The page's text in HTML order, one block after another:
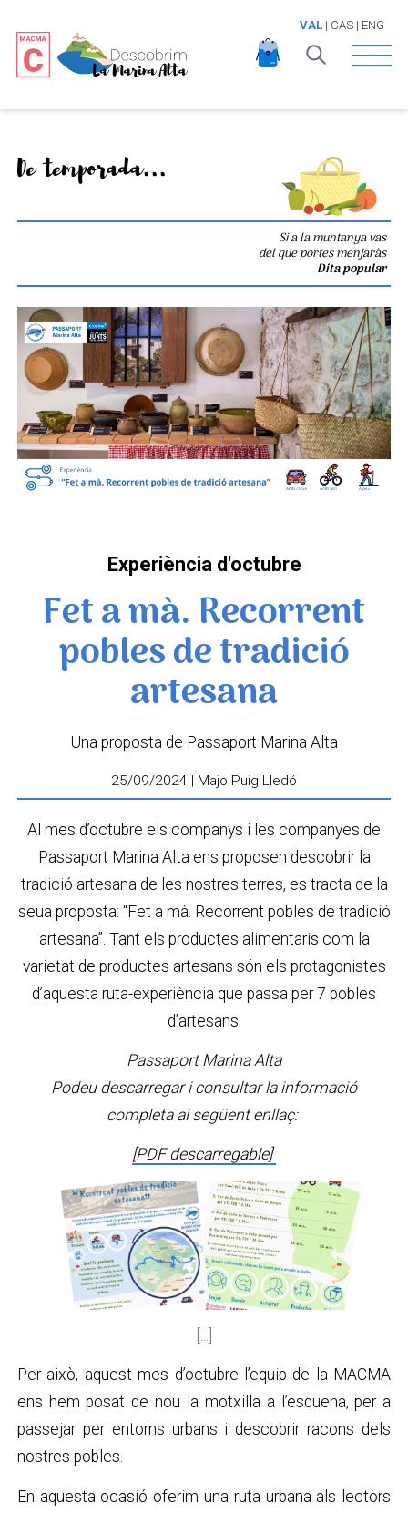
VAL| CAS| ENG
Open
De temporada...
Si a la muntanya vas
del que portes menjaràs
Dita popular
Experiència d'octubre
Fet a mà. Recorrent
pobles de tradició
artesana
Una proposta de Passaport Marina Alta
25/09/2024 | Majo Puig Lledó
Al mes d’octubre els companys i les companyes de
Passaport Marina Alta ens proposen descobrir la
tradició artesana de les nostres terres, es tracta de la
seua proposta: “Fet a mà. Recorrent pobles de tradició
artesana”. Tant els productes alimentaris com la
varietat de productes artesans són els protagonistes
d’aquesta ruta-experiència que passa per 7 pobles
d’artesans.
Passaport Marina Alta
Podeu descarregar i consultar la informació
completa al següent enllaç:
[PDF descarregable]
[...]
Per això, aquest mes d’octubre l’equip de la MACMA
ens hem posat de nou la motxilla a l’esquena, per a
passejar per entorns urbans i descobrir racons dels
nostres pobles.
En aquesta ocasió oferim una ruta urbana als lectors